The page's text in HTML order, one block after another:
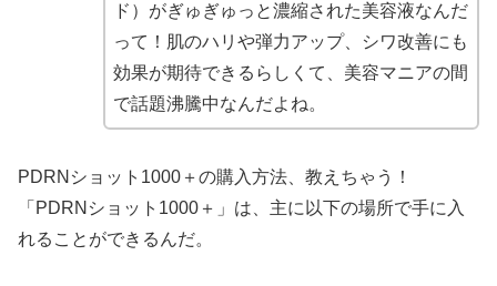
ド）がぎゅぎゅっと濃縮された美容液なんだ
って！肌のハリや弾力アップ、シワ改善にも
効果が期待できるらしくて、美容マニアの間
で話題沸騰中なんだよね。
PDRNショット1000＋の購入方法、教えちゃう！
「PDRNショット1000＋」は、主に以下の場所で手に入
れることができるんだ。